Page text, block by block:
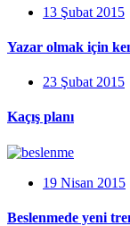
13 Şubat 2015
Yazar olmak için
23 Şubat 2015
Kaçış planı
19 Nisan 2015
Beslenmede yeni